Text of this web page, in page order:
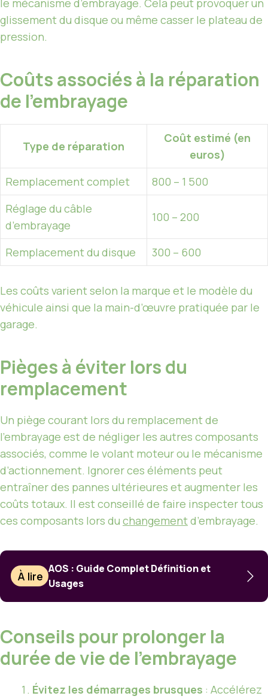
glissement du disque ou même casser le plateau de
pression.
Coûts associés à la réparation
de l’embrayage
Type de réparation
Coût estimé (en
euros)
Remplacement complet
800 – 1 500
Réglage du câble
d’embrayage
100 – 200
Remplacement du disque 300 – 600
Les coûts varient selon la marque et le modèle du
véhicule ainsi que la main-d’œuvre pratiquée par le
garage.
Pièges à éviter lors du
remplacement
Un piège courant lors du remplacement de
l’embrayage est de négliger les autres composants
associés, comme le volant moteur ou le mécanisme
d’actionnement. Ignorer ces éléments peut
entraîner des pannes ultérieures et augmenter les
coûts totaux. Il est conseillé de faire inspecter tous
ces composants lors du changementd’embrayage.
À lire
AOS : Guide Complet Définition et
Usages
Conseils pour prolonger la
durée de vie de l’embrayage
Évitez les démarrages brusques : Accélérez